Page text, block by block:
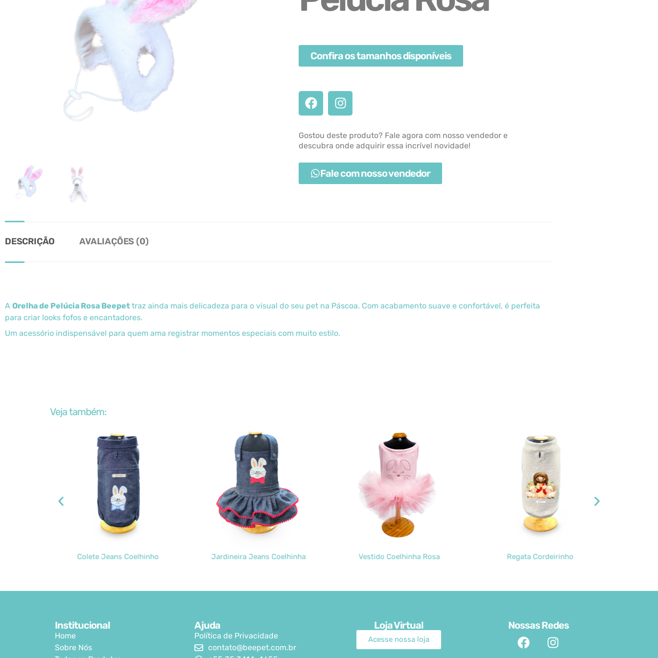
Confira os tamanhos disponíveis
Gostou deste produto? Fale agora com nosso vendedor e
descubra onde adquirir essa incrível novidade!
Fale com nosso vendedor
DESCRIÇÃO AVALIAÇÕES (0)
A Orelha de Pelúcia Rosa Beepet traz ainda mais delicadeza para o visual do seu pet na Páscoa. Com acabamento suave e confortável, é perfeita
para criar looks fofos e encantadores.
Um acessório indispensável para quem ama registrar momentos especiais com muito estilo.
Veja também:
Colete Jeans Coelhinho Jardineira Jeans Coelhinha Vestido Coelhinha Rosa Regata Cordeirinho
Institucional
Home
Sobre Nós
Ajuda
Política de Privacidade
contato@beepet.com.br
Loja Virtual
Acesse nossa loja
Nossas Redes